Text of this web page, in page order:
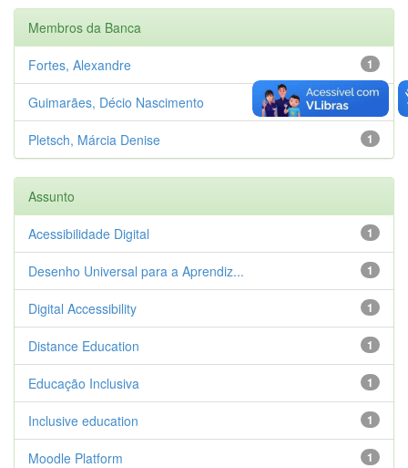
Membros da Banca
1
Fortes, Alexandre
1
Guimarães, Décio Nascimento
1
Pletsch, Márcia Denise
Assunto
1
Acessibilidade Digital
1
Desenho Universal para a Aprendiz...
1
Digital Accessibility
1
Distance Education
1
Educação Inclusiva
1
Inclusive education
1
Moodle Platform